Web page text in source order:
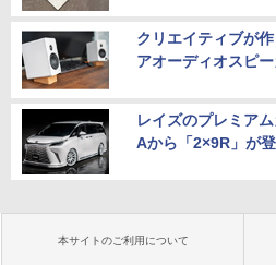
クリエイティブが
アオーディオスピー
レイズのプレミア
Aから「2×9R」が登
本サイトのご利用について